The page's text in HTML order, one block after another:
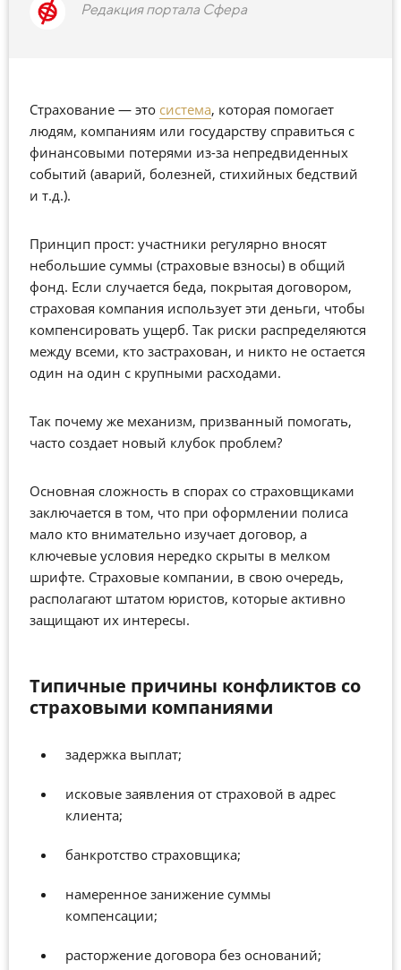
Редакция портала Сфера
Страхование — это система, которая помогает
людям, компаниям или государству справиться с
финансовыми потерями из-за непредвиденных
событий (аварий, болезней, стихийных бедствий
и т.д.).
Принцип прост: участники регулярно вносят
небольшие суммы (страховые взносы) в общий
фонд. Если случается беда, покрытая договором,
страховая компания использует эти деньги, чтобы
компенсировать ущерб. Так риски распределяются
между всеми, кто застрахован, и никто не остается
один на один с крупными расходами.
Так почему же механизм, призванный помогать,
часто создает новый клубок проблем?
Основная сложность в спорах со страховщиками
заключается в том, что при оформлении полиса
мало кто внимательно изучает договор, а
ключевые условия нередко скрыты в мелком
шрифте. Страховые компании, в свою очередь,
располагают штатом юристов, которые активно
защищают их интересы.
Типичные причины конфликтов со
страховыми компаниями
задержка выплат;
исковые заявления от страховой в адрес
клиента;
банкротство страховщика;
намеренное занижение суммы
компенсации;
расторжение договора без оснований;